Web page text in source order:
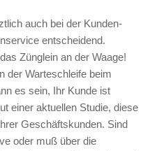
auch bei der Kunden-
entscheidend.
Zünglein an der Waage!
der Warteschleife beim
es sein, Ihr Kunde ist
einer aktuellen Studie, diese
Geschäftskunden. Sind
oder muß über die